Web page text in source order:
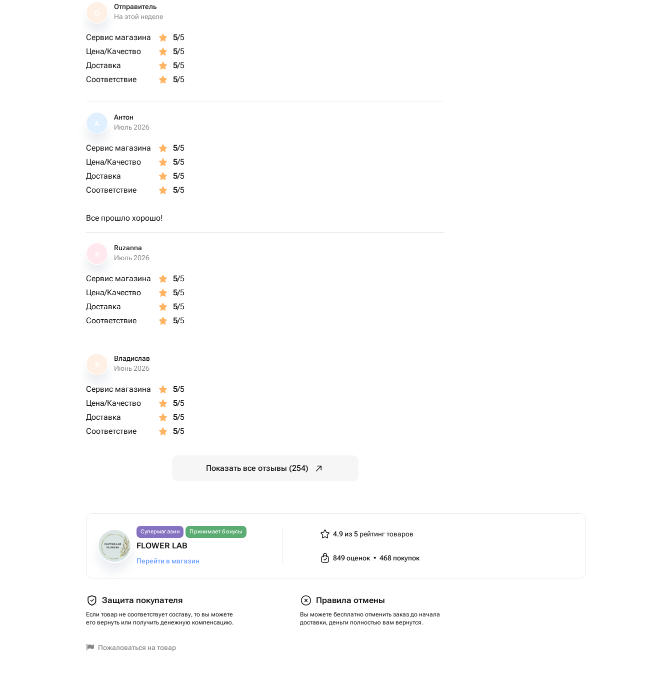
О
Отправитель
На этой неделе
Сервис магазина 5/5
Цена/Качество
5/5
Доставка
5/5
Соответствие
5/5
А
Антон
Июль 2026
Сервис магазина 5/5
Цена/Качество
5/5
Доставка
5/5
Соответствие
5/5
Все прошло хорошо!
Ruzanna
Июль 2026
Сервис магазина 5/5
Цена/Качество
5/5
Доставка
5/5
Соответствие
5/5
В
Владислав
Июнь 2026
Сервис магазина 5/5
Цена/Качество
5/5
Доставка
5/5
Соответствие
5/5
Показать все отзывы (254)
Супермагазин Принимает бонусы
FLOWER LAB
Перейти в магазин
4.9 из 5рейтинг товаров
849оценок • 468 покупок
Защита покупателя
Если товар не соответствует составу, то вы можете
его вернуть или получить денежную компенсацию.
Правила отмены
Вы можете бесплатно отменить заказ до начала
доставки, деньги полностью вам вернутся.
Пожаловаться на товар